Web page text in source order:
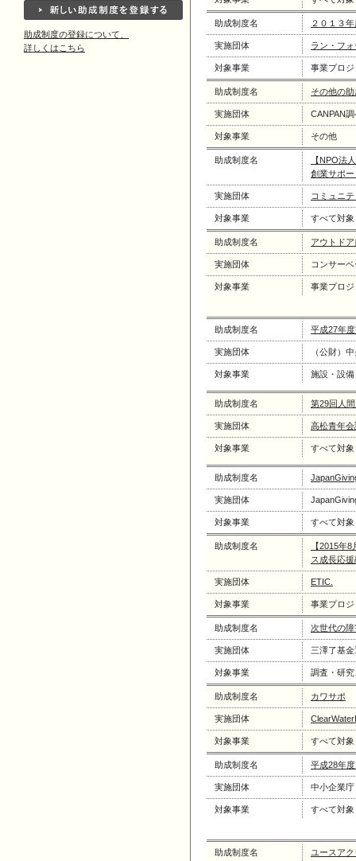
助成制度の登録について、
詳しくはこちら
助成制度名 ２０１３
実施団体 ラン・フ
対象事業 事業プロ
助成制度名 その他の
実施団体 CANPAN調
対象事業 その他
助成制度名
【NPO法
創業サポ
実施団体 コミュニ
対象事業 すべて対象
助成制度名 アウトド
実施団体 コンサー
対象事業 事業プロ
助成制度名 平成27年
実施団体 （公財）
対象事業 施設・設備
助成制度名 第29回人
実施団体 高松青年会
対象事業 すべて対象
助成制度名
実施団体
対象事業 すべて対象
助成制度名
【2015年
ス成長応
実施団体 ETIC.
対象事業 事業プロ
助成制度名 次世代の
実施団体 三澤了基
対象事業 調査・研
助成制度名 カワサポ
実施団体
対象事業 すべて対象
助成制度名 平成28年
実施団体 中小企業庁
対象事業 すべて対象
助成制度名 ユースア